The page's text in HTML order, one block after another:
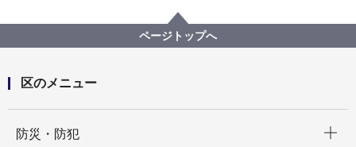
ページトップへ
区のメニュー
防災・防犯